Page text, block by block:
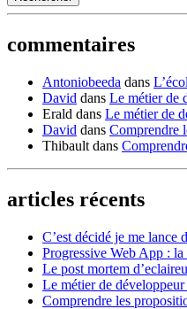
commentaires
Antoniobeeda dans
David dans Le métier de
Erald dans Le métier de
David dans Comprendre
Thibault dans
articles récents
C’est décidé je me lance
Progressive Web App :
Le post mortem
Le métier de
Comprendre les